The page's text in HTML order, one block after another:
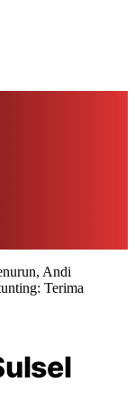
Andi
Terima